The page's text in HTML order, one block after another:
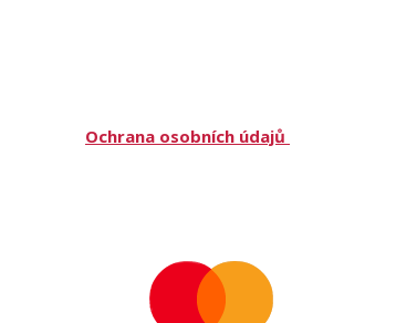
Ochrana osobních údajů